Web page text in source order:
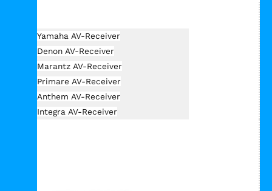
Yamaha AV-Receiver
Denon AV-Receiver
Marantz AV-Receiver
Primare AV-Receiver
Anthem AV-Receiver
Integra AV-Receiver